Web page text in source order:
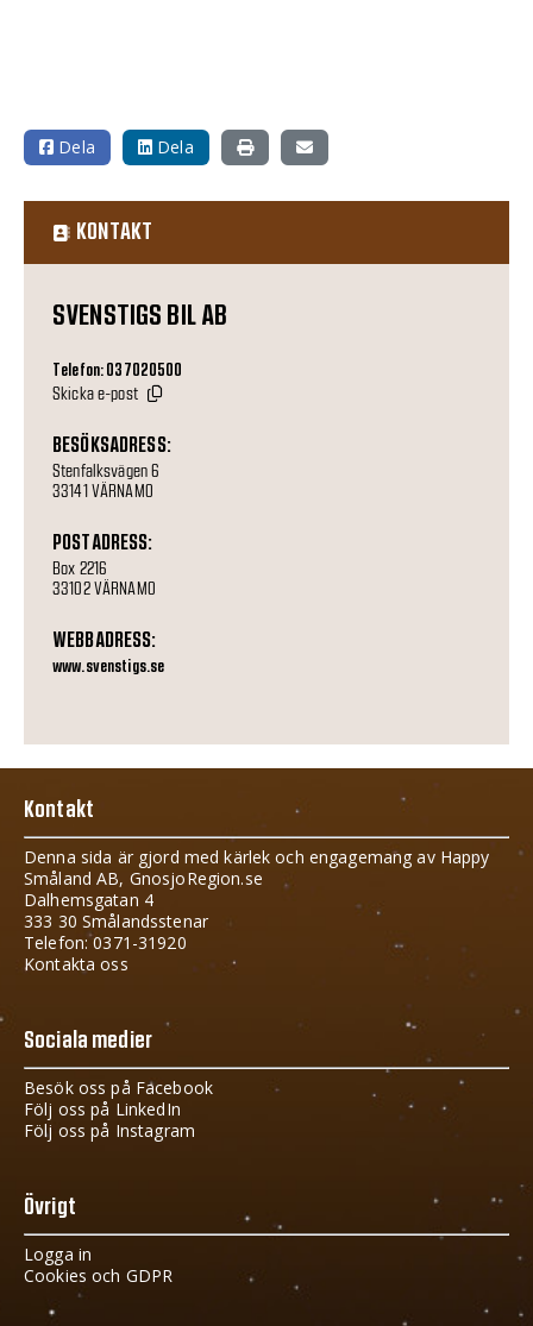
Dela Dela
KONTAKT
SVENSTIGS BIL AB
Telefon: 037020500
Skicka e-post
BESÖKSADRESS:
Stenfalksvägen 6
33141 VÄRNAMO
POSTADRESS:
Box 2216
33102 VÄRNAMO
WEBBADRESS:
www.svenstigs.se
Kontakt
Denna sida är gjord med kärlek och engagemang av Happy
Småland AB, GnosjoRegion.se
Dalhemsgatan 4
333 30 Smålandsstenar
Telefon: 0371-31920
Kontakta oss
Sociala medier
Besök oss på Facebook
Följ oss på LinkedIn
Följ oss på Instagram
Övrigt
Logga in
Cookies och GDPR